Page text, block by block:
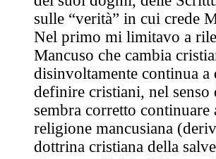
sulle “verità” in cui crede
Nel primo mi limitavo a
Mancuso che cambia
disinvoltamente continua
definire cristiani, nel
sembra corretto
religione mancusiana
dottrina cristiana della